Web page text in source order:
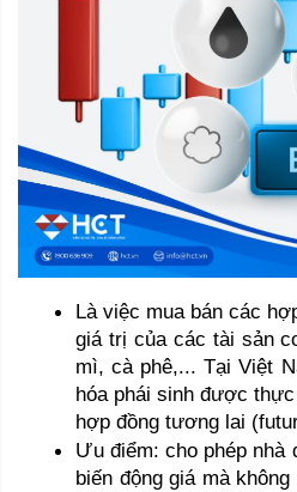
Là việc mua bán các
giá trị của các tài sản
mì, cà phê,... Tại Việt
hóa phái sinh được
hợp đồng tương lai
Ưu điểm: cho phép
biến động giá mà